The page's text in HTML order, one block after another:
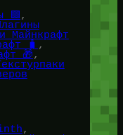
🟩
Майнкрафт
🧳
🎁